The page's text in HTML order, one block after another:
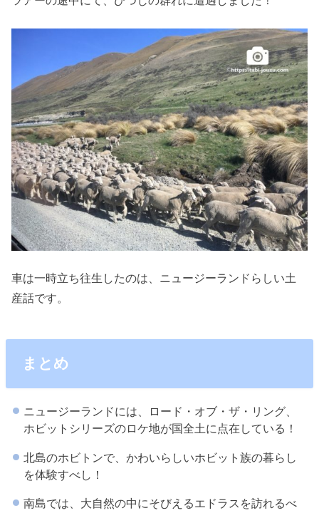
車は一時立ち往生したのは、ニュージーランドらしい土
産話です。
まとめ
ニュージーランドには、ロード・オブ・ザ・リング、
ホビットシリーズのロケ地が国全土に点在している！
北島のホビトンで、かわいらしいホビット族の暮らし
を体験すべし！
南島では、大自然の中にそびえるエドラスを訪れるべ